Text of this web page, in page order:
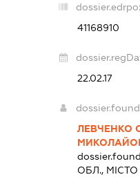
dossier.edrpo:
41168910
22.02.17
ЛЕВЧЕНКО
ОБЛ.,